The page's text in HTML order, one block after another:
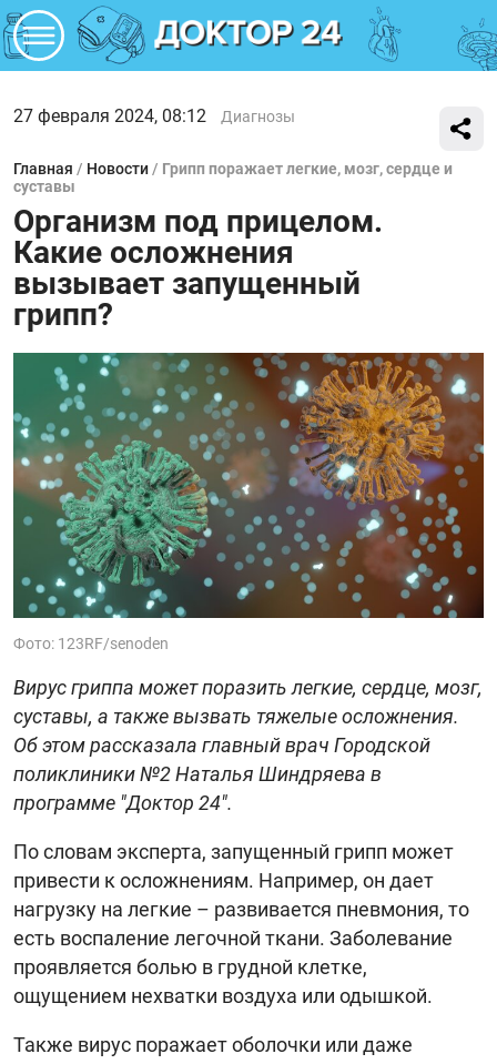
27 февраля 2024, 08:12 Диагнозы
Главная / Новости / Грипп поражает легкие, мозг, сердце и
суставы
Организм под прицелом.
Какие осложнения
вызывает запущенный
грипп?
Фото: 123RF/senoden
Вирус гриппа может поразить легкие, сердце, мозг,
суставы, а также вызвать тяжелые осложнения.
Об этом рассказала главный врач Городской
поликлиники №2 Наталья Шиндряева в
программе "Доктор 24".
По словам эксперта, запущенный грипп может
привести к осложнениям. Например, он дает
нагрузку на легкие – развивается пневмония, то
есть воспаление легочной ткани. Заболевание
проявляется болью в грудной клетке,
ощущением нехватки воздуха или одышкой.
Также вирус поражает оболочки или даже